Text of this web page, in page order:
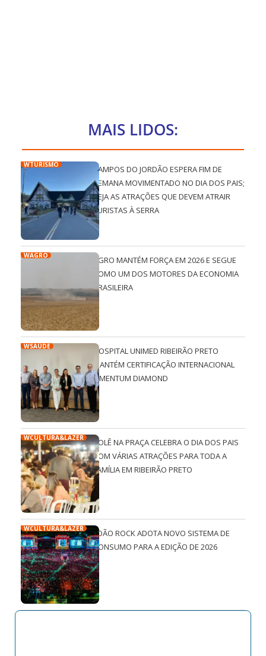
MAIS LIDOS:
WTURISMO
CAMPOS DO JORDÃO ESPERA FIM DE
SEMANA MOVIMENTADO NO DIA DOS PAIS;
VEJA AS ATRAÇÕES QUE DEVEM ATRAIR
TURISTAS À SERRA
WAGRO
AGRO MANTÉM FORÇA EM 2026 E SEGUE
COMO UM DOS MOTORES DA ECONOMIA
BRASILEIRA
WSAÚDE
HOSPITAL UNIMED RIBEIRÃO PRETO
MANTÉM CERTIFICAÇÃO INTERNACIONAL
QMENTUM DIAMOND
WCULTURA&LAZER
ROLÊ NA PRAÇA CELEBRA O DIA DOS PAIS
COM VÁRIAS ATRAÇÕES PARA TODA A
FAMÍLIA EM RIBEIRÃO PRETO
WCULTURA&LAZER
JOÃO ROCK ADOTA NOVO SISTEMA DE
CONSUMO PARA A EDIÇÃO DE 2026